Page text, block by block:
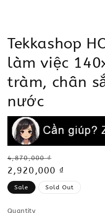
Tekkashop
làm việc
tràm, chân
nước
Regular
price
4,870,000 ₫
Sale
price
2,920,000 ₫
Sale Sold Out
Quantity